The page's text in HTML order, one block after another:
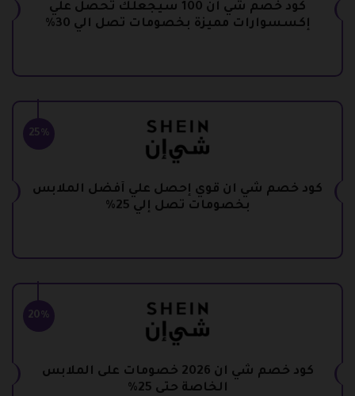
كود خصم شي ان 100 سيجعلك تحصل علي
إكسسوارات مميزة بخصومات تصل الي 30%
25%
كود خصم شي ان قوي إحصل علي أفضل الملابس
بخصومات تصل إلي 25%
20%
كود خصم شي ان 2026 خصومات على الملابس
الخاصة حتى 25%